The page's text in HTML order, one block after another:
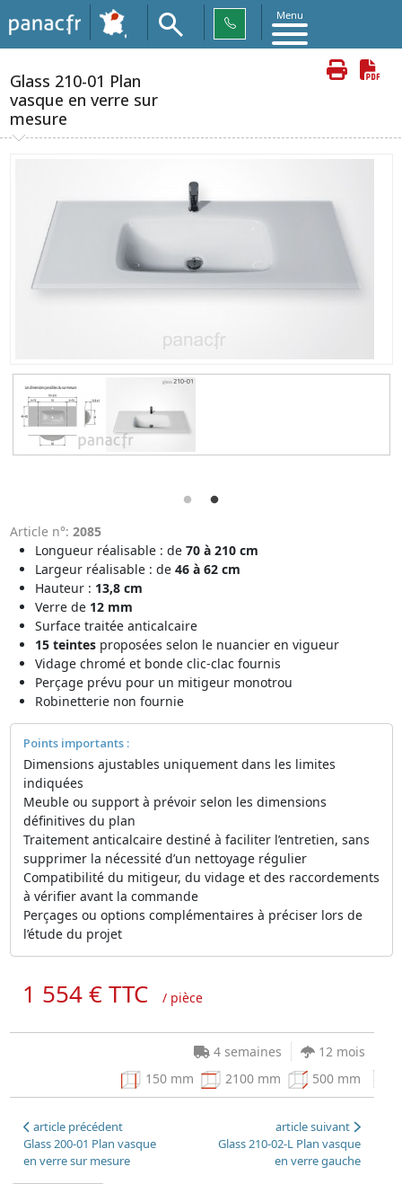
Menu
Glass 210-01 Plan
vasque en verre sur
mesure
Article n°: 2085
Longueur réalisable : de 70 à 210 cm
Largeur réalisable : de 46 à 62 cm
Hauteur : 13,8 cm
Verre de 12 mm
Surface traitée anticalcaire
15 teintesproposées selon le nuancier en vigueur
Vidage chromé et bonde clic-clac fournis
Perçage prévu pour un mitigeur monotrou
Robinetterie non fournie
Points importants :
Dimensions ajustables uniquement dans les limites
indiquées
Meuble ou support à prévoir selon les dimensions
définitives du plan
Traitement anticalcaire destiné à faciliter l’entretien, sans
supprimer la nécessité d’un nettoyage régulier
Compatibilité du mitigeur, du vidage et des raccordements
à vérifier avant la commande
Perçages ou options complémentaires à préciser lors de
l’étude du projet
1 554 € TTC / pièce
12 mois
4 semaines
150 mm
2100 mm 500 mm
article précédent
Glass 200-01 Plan vasque
en verre sur mesure
article suivant
Glass 210-02-L Plan vasque
en verre gauche